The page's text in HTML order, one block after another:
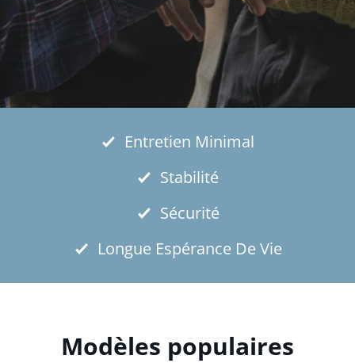
Entretien Minimal
Stabilité
Sécurité
Longue Espérance De Vie
Modèles populaires